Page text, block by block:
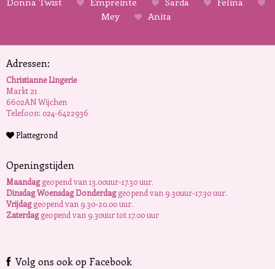
Mey
Anita
Adressen:
Christianne Lingerie
Markt 21
6602AN Wijchen
Telefoon: 024-6422936
Plattegrond
Openingstijden
Maandaggeopend van 13.00uur-17.30 uur.
Dinsdag Woensdag Donderdaggeopend van 9.30uur-17.30 uur.
Vrijdaggeopend van 9.30-20.00 uur.
Zaterdaggeopend van 9.30uur tot 17.00 uur
Volg ons ook op Facebook